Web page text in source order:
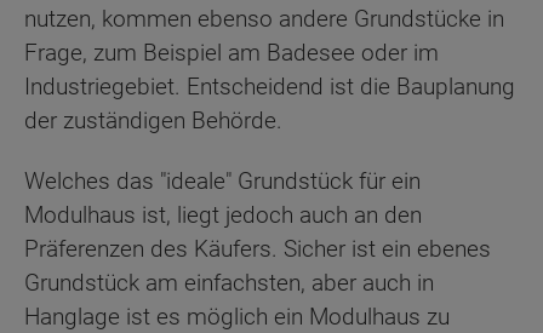
nutzen, kommen ebenso andere Grundstücke in
Frage, zum Beispiel am Badesee oder im
Industriegebiet. Entscheidend ist die Bauplanung
der zuständigen Behörde.
Welches das "ideale" Grundstück für ein
Modulhaus ist, liegt jedoch auch an den
Präferenzen des Käufers. Sicher ist ein ebenes
Grundstück am einfachsten, aber auch in
Hanglage ist es möglich ein Modulhaus zu